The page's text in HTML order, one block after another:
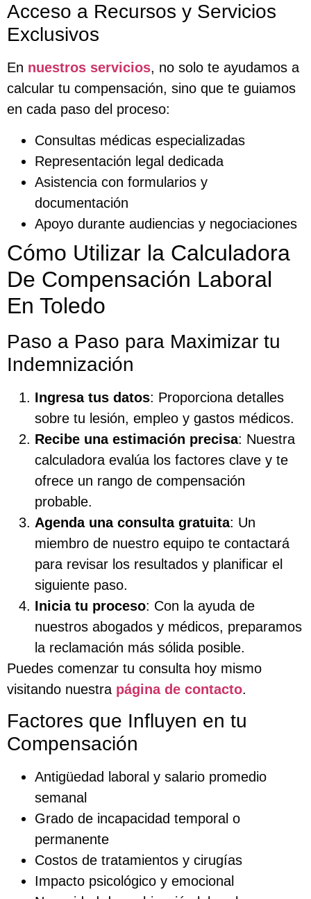
Acceso a Recursos y Servicios
Exclusivos
En nuestros servicios, no solo te ayudamos a
calcular tu compensación, sino que te guiamos
en cada paso del proceso:
Consultas médicas especializadas
Representación legal dedicada
Asistencia con formularios y
documentación
Apoyo durante audiencias y negociaciones
Cómo Utilizar la Calculadora
De Compensación Laboral
En Toledo
Paso a Paso para Maximizar tu
Indemnización
Ingresa tus datos: Proporciona detalles
sobre tu lesión, empleo y gastos médicos.
Recibe una estimación precisa: Nuestra
calculadora evalúa los factores clave y te
ofrece un rango de compensación
probable.
Agenda una consulta gratuita: Un
miembro de nuestro equipo te contactará
para revisar los resultados y planificar el
siguiente paso.
Inicia tu proceso: Con la ayuda de
nuestros abogados y médicos, preparamos
la reclamación más sólida posible.
Puedes comenzar tu consulta hoy mismo
visitando nuestra página de contacto.
Factores que Influyen en tu
Compensación
Antigüedad laboral y salario promedio
semanal
Grado de incapacidad temporal o
permanente
Costos de tratamientos y cirugías
Impacto psicológico y emocional